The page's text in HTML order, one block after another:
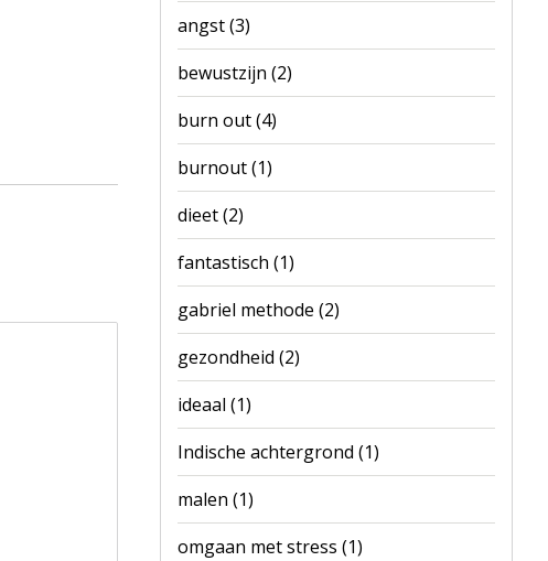
angst(3)
bewustzijn (2)
burn out(4)
burnout(1)
dieet(2)
fantastisch (1)
gabriel methode (2)
gezondheid (2)
ideaal (1)
Indische achtergrond (1)
malen (1)
omgaan met stress (1)